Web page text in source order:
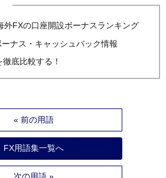
外FXの口座開設ボーナスランキング
ーナス・キャッシュバック情報
底比較する！
« 前の用語
FX用語集一覧へ